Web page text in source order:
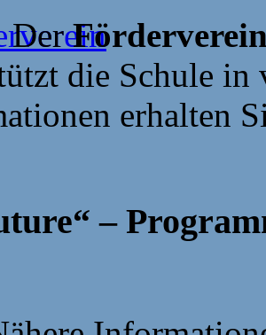
Der
die Schule in
erhalten
–